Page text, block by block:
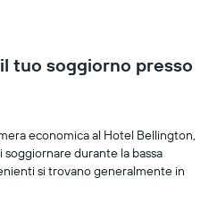
tuo soggiorno presso
economica al Hotel Bellington,
durante la bassa
si trovano generalmente in